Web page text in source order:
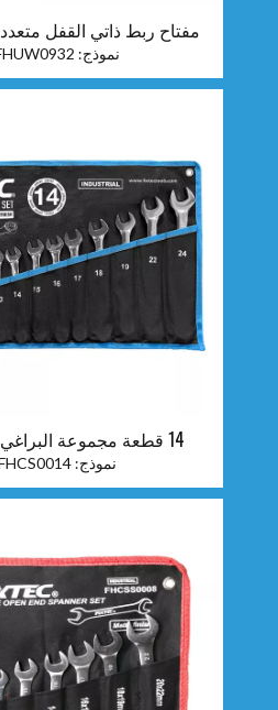
قطعة نموذج:
14 قطعة مجموعة البراغي المختلطة
نموذج: